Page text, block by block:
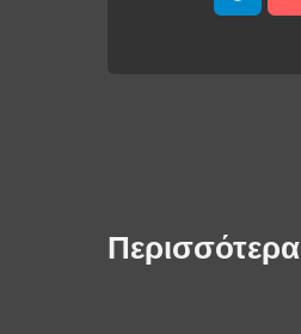
Περισσότερα